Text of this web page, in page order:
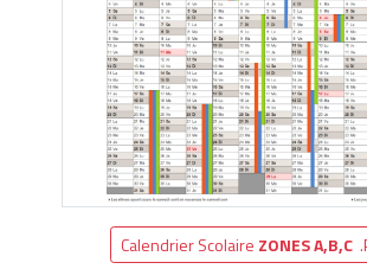
Calendrier Scolaire ZONES A,B,C